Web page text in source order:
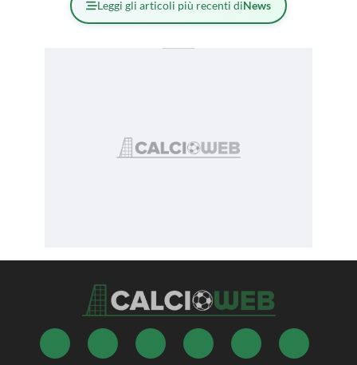
Leggi gli articoli più recenti diNews